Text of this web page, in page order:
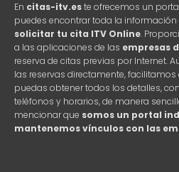
En citas-itv.este ofrecemos un
puedes encontrar toda la
solicitar tu cita ITV Online.
a las aplicaciones de las empresas
reserva de citas previas por Internet.
las reservas directamente,
puedas obtener todos los detalles,
teléfonos y horarios, de manera
mencionar que somos un portal
mantenemos vínculos con las